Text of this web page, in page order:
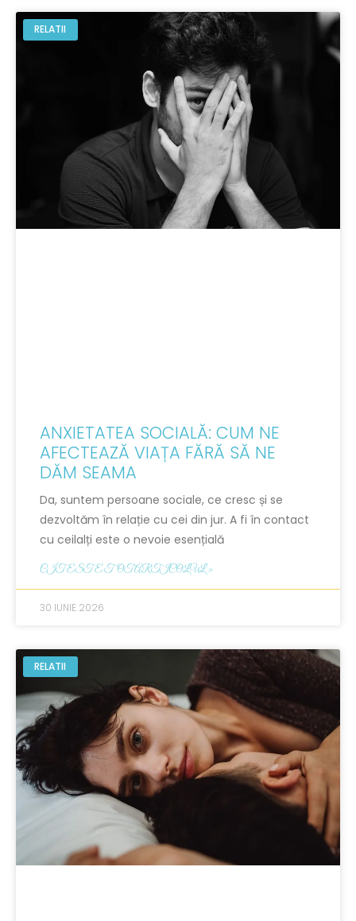
RELATII
ANXIETATEA SOCIALĂ: CUM NE
AFECTEAZĂ VIAȚA FĂRĂ SĂ NE
DĂM SEAMA
Da, suntem persoane sociale, ce cresc și se
dezvoltăm în relație cu cei din jur. A fi în contact
cu ceilalți este o nevoie esențială
CITESTE TOT ARTICOLUL »
30 IUNIE 2026
RELATII